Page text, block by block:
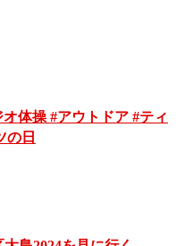
体操 #アウトドア #ティ
の日